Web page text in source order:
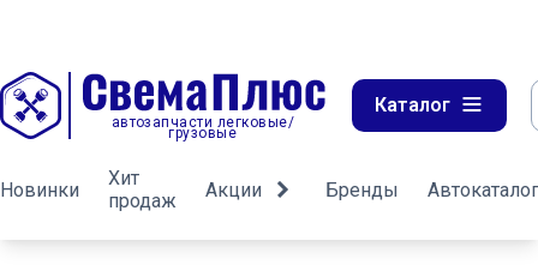
автозапчасти легковые/
грузовые
Каталог
Новинки
Хит
продаж
Акции Бренды Автокаталог